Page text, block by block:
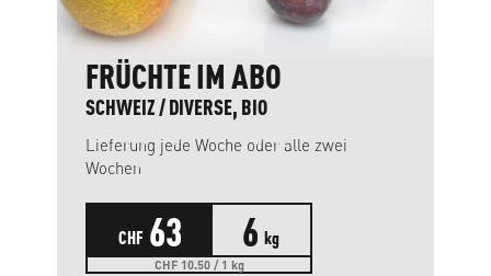
FRÜCHTE IM ABO
SCHWEIZ / DIVERSE, BIO
Lieferung jede Woche oder alle zwei
Wochen
CHF 63 6 kg
CHF 10.50 / 1 kg